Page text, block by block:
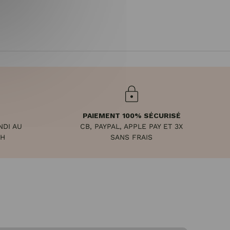
AU
PAIEMENT 100% SÉCURISÉ
CB, PAYPAL, APPLE PAY ET 3X
SANS FRAIS